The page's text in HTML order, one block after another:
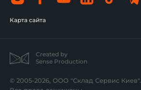
Карта сайта
Created by
Sense Production
© 2005-2026, ООО "Склад Сервис Киев".